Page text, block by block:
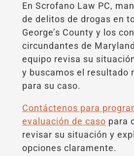
En Scrofano Law PC,
de delitos de drogas en
George’s County y los
circundantes de
equipo revisa su
y buscamos el resultado
para su caso.
Contáctenos para
evaluación de caso para
revisar su situación y
opciones claramente.